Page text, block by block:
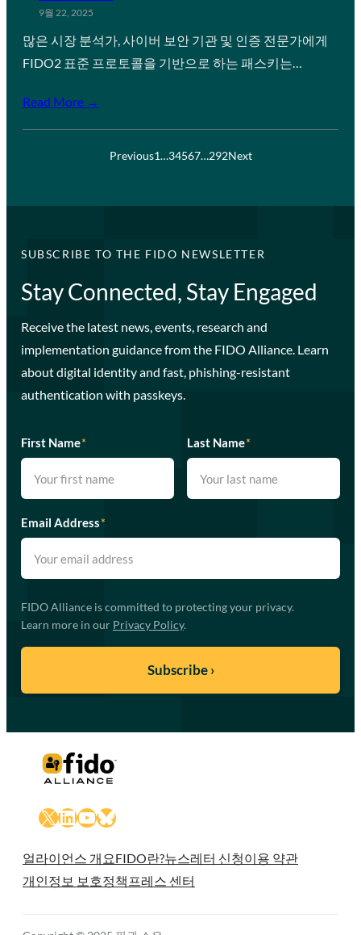
9월 22, 2025
많은 시장 분석가, 사이버 보안 기관 및 인증 전문가에게
FIDO2 표준 프로토콜을 기반으로 하는 패스키는…
Read More →
Previous1…34567…292Next
SUBSCRIBE TO THE FIDO NEWSLETTER
Stay Connected, Stay Engaged
Receive the latest news, events, research and
implementation guidance from the FIDO Alliance. Learn
about digital identity and fast, phishing-resistant
authentication with passkeys.
First Name* Last Name*
Email Address*
FIDO Alliance is committed to protecting your privacy.
Learn more in our Privacy Policy.
X LinkedIn
YouTube
Bluesky
얼라이언스 개요FIDO란?뉴스레터 신청이용 약관
개인정보 보호정책 프레스 센터